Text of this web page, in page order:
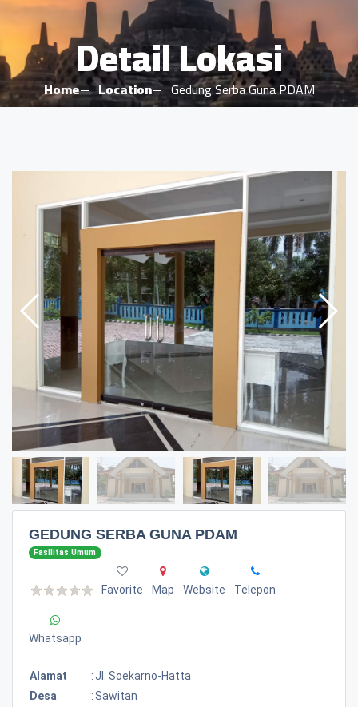
Detail Lokasi
Home Location Gedung Serba Guna PDAM
GEDUNG SERBA GUNA PDAM
Fasilitas Umum
Favorite Map Website Telepon
Whatsapp
Alamat : Jl. Soekarno-Hatta
Desa
: Sawitan